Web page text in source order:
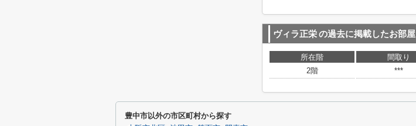
ヴィラ正栄の過去に掲載したお部屋
所在階 間取り
2階
***
豊中市以外の市区町村から探す